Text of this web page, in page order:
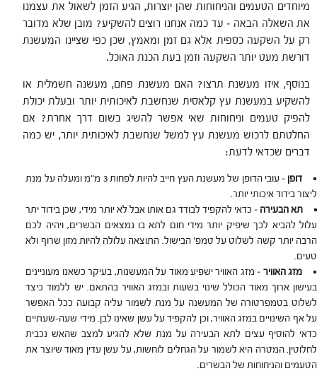
מיוחדים הטעמים והניחוחות שהן יוצרות, הגיע הזמן לשאול את עצמנו
את השאלה הבאה –עד כמה אנחנו רוצים להשקיע? מובן שלא מדובר
רק על השקעה כספית אלא גם זמן ומאמץ, שכן כפי שציינו המעשנת
דורשת מעט יותר השקעה וזמן בעת הכנת האוכל.
בנוסף, איזו מעשנת תרצו? האם מעשנת פחם, מעשנה חשמלית או
להשקיע במעשנת עץ קלאסית שנחשבת לאיכותית יותר ובעלת יכולת
להפיק טעמים וניחוחות שאי אפשר להשיג בשום דרך אחרת? אם
החלטתם לרכוש מעשנת עץ למשל שנחשבת לאיכותית יותר, יש כמה
דברים שכדאי לדעת:
דופן –
עובי הדופן של מעשנת העץ חייב להיות לפחות 3 מ"מ ומעלה על מנת
ליצור בידוד איכותי יותר.
תא הבעירה – כדאי להקפיד לבודד גם אותו אבל לא יותר מידי, שכן בידוד יתר
עלול להביא לכך שיפיק יותר מידי חום לתא בו נמצאים הבשרים, ויהיה לכם
הרבה יותר קשה לשלוט על טמפ' הבישול. התוצאה עלולה להיות מזון שרוף ולא
טעים.
מזג האוויר – מזג האוויר ישפיע מאוד על המעשנות, בעיקר כשאנו מעוניינים
בעישון ארוך מאוד הכולל שינוי בשעות ובמזג האוויר בהתאם. יש ללמוד כיצד
לשלוט בטמפרטורה של המעשנה על מנת לשמור עליה קבועה ככל האפשר
על אף השינויים במזג האוויר, וכן להקפיד על עשן שאינו לבן. מידי שעה-שעתיים
כדאי להוסיף עצים לתא הבעירה על מנת שלא להגיע למצב שהאש נכבית
לחלוטין. המטרה היא לשמור על הגחלים לוחשות, על עשן עדין מאוד שיוצר את
הטעמים והניחוחות של הבשרים.